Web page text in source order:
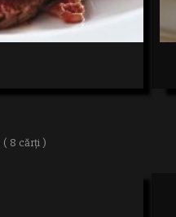
( 8 cărți )